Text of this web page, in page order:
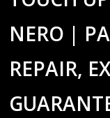
NERO |
REPAIR,